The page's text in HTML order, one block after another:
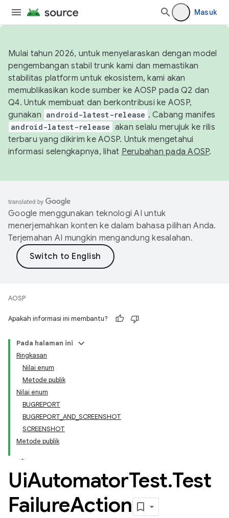
Masuk
Mulai tahun 2026, untuk menyelaraskan dengan model
pengembangan stabil trunk kami dan memastikan
stabilitas platform untuk ekosistem, kami akan
memublikasikan kode sumber ke AOSP pada Q2 dan
Q4. Untuk membuat dan berkontribusi ke AOSP,
gunakan android-latest-release . Cabang manifes
android-latest-release akan selalu merujuk ke rilis
terbaru yang dikirim ke AOSP. Untuk mengetahui
informasi selengkapnya, lihat Perubahan pada AOSP.
Google menggunakan teknologi AI untuk
menerjemahkan konten ke dalam bahasa pilihan Anda.
Terjemahan AI mungkin mengandung kesalahan.
AOSP
Apakah informasi ini membantu?
Pada halaman ini
Ringkasan
Nilai enum
Metode publik
Nilai enum
BUGREPORT
BUGREPORT_AND_SCREENSHOT
SCREENSHOT
Metode publik
UiAutomatorTest.Test
FailureAction